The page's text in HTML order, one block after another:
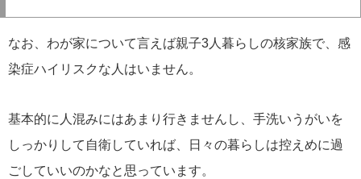
なお、わが家について言えば親子3人暮らしの核家族で、感
染症ハイリスクな人はいません。
基本的に人混みにはあまり行きませんし、手洗いうがいを
しっかりして自衛していれば、日々の暮らしは控えめに過
ごしていいのかなと思っています。